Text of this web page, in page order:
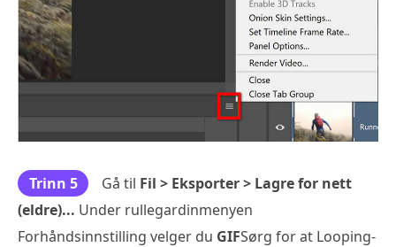
Trinn 5 Gå til Fil > Eksporter > Lagre for nett
(eldre)... Under rullegardinmenyen
Forhåndsinnstilling velger du GIFSørg for at Looping-